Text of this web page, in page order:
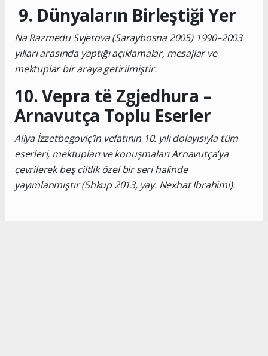
9. Dünyaların Birleştiği Yer
Na Razmedu Svjetova (Saraybosna 2005) 1990–2003
yılları arasında yaptığı açıklamalar, mesajlar ve
mektuplar bir araya getirilmiştir.
10. Vepra të Zgjedhura –
Arnavutça Toplu Eserler
Aliya İzzetbegoviç’in vefatının 10. yılı dolayısıyla tüm
eserleri, mektupları ve konuşmaları Arnavutça’ya
çevrilerek beş ciltlik özel bir seri halinde
yayımlanmıştır (Shkup 2013, yay. Nexhat Ibrahimi).